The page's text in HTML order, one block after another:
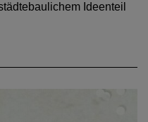
Ideenteil